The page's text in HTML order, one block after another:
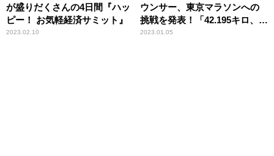
が盛りだくさんの4日間『ハッ
ピー！ お気軽経済サミット』
2023.02.10
ウンサー、東京マラソンへの
挑戦を発表！「42.195キロ、絶
対に完走します！」
2023.01.05